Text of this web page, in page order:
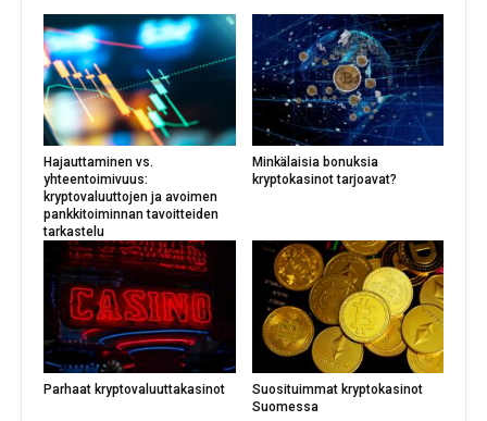
Hajauttaminen vs.
yhteentoimivuus:
kryptovaluuttojen ja avoimen
pankkitoiminnan tavoitteiden
tarkastelu
Minkälaisia bonuksia
kryptokasinot tarjoavat?
Parhaat kryptovaluuttakasinot
Suosituimmat kryptokasinot
Suomessa